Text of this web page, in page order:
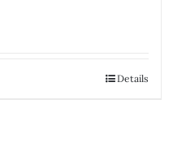
Details